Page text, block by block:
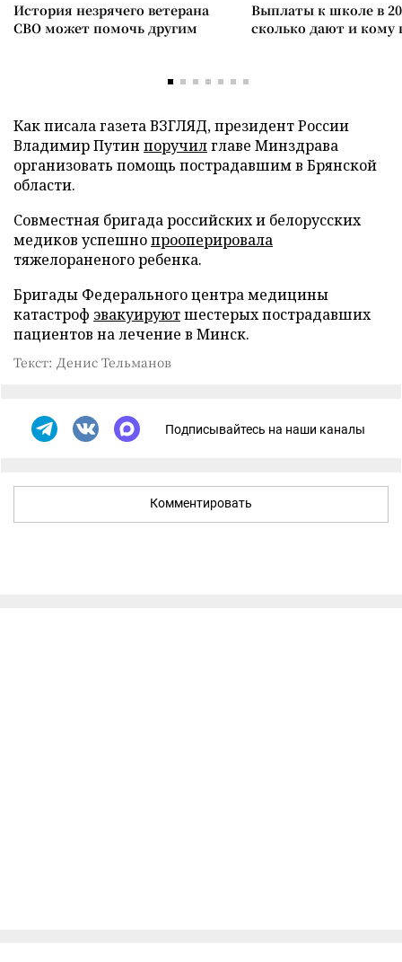
История незрячего ветерана
СВО может помочь другим
Выплаты к школе в
сколько дают и
Как писала газета ВЗГЛЯД, президент России
Владимир Путин поручилглаве Минздрава
организовать помощь пострадавшим в Брянской
области.
Совместная бригада российских и белорусских
медиков успешнопрооперировала
тяжелораненого ребенка.
Бригады Федерального центра медицины
катастроф эвакуируютшестерых пострадавших
пациентов на лечение в Минск.
Текст: Денис Тельманов
Подписывайтесь на наши каналы
Комментировать